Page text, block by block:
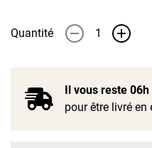
Quantité - +
Il vous reste 06h
pour être livré en